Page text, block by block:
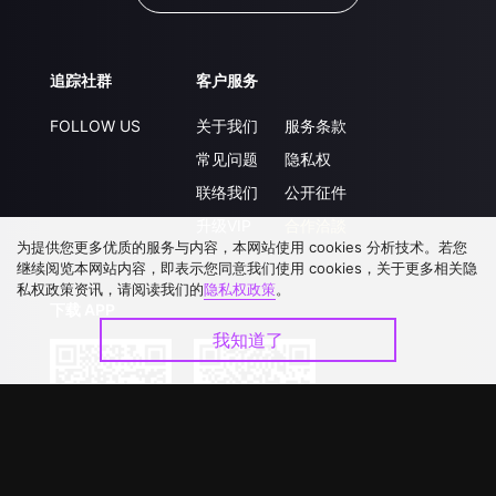
追踪社群
FOLLOW US
客户服务
关于我们
常见问题
联络我们
服务条款
隐私权
公开征件
为提供您更多优质的服务与内容，本网站使用 cookies 分析技术。若您
继续阅览本网站内容，即表示您同意我们使用 cookies，关于更多相关隐
私权政策资讯，请阅读我们的隐私权政策。
我知道了